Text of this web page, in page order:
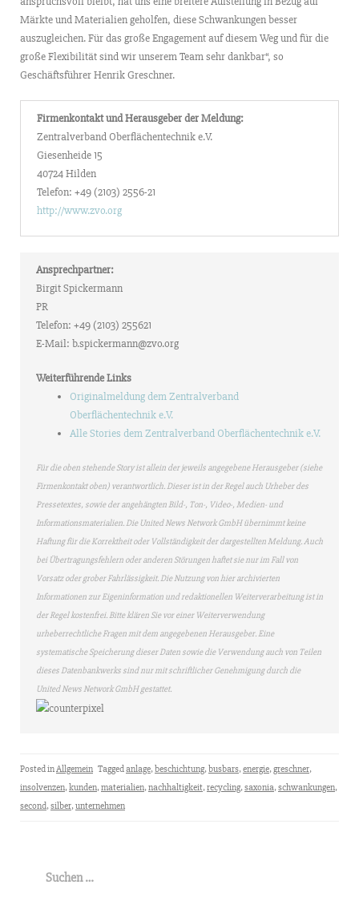
Märkte und Materialien geholfen, diese Schwankungen besser
auszugleichen. Für das große Engagement auf diesem Weg und für die
große Flexibilität sind wir unserem Team sehr dankbar“, so
Geschäftsführer Henrik Greschner.
Firmenkontakt und Herausgeber der Meldung:
Zentralverband Oberflächentechnik e.V.
Giesenheide 15
40724 Hilden
Telefon: +49 (2103) 2556-21
http://www.zvo.org
Ansprechpartner:
Birgit Spickermann
PR
Telefon: +49 (2103) 255621
E-Mail: b.spickermann@zvo.org
Weiterführende Links
Originalmeldung dem Zentralverband
Oberflächentechnik e.V.
Alle Stories dem Zentralverband Oberflächentechnik e.V.
Für die oben stehende Story ist allein der jeweils angegebene Herausgeber (siehe
Firmenkontakt oben) verantwortlich. Dieser ist in der Regel auch Urheber des
Pressetextes, sowie der angehängten Bild-, Ton-, Video-, Medien- und
Informationsmaterialien. Die United News Network GmbH übernimmt keine
Haftung für die Korrektheit oder Vollständigkeit der dargestellten Meldung. Auch
bei Übertragungsfehlern oder anderen Störungen haftet sie nur im Fall von
Vorsatz oder grober Fahrlässigkeit. Die Nutzung von hier archivierten
Informationen zur Eigeninformation und redaktionellen Weiterverarbeitung ist in
der Regel kostenfrei. Bitte klären Sie vor einer Weiterverwendung
urheberrechtliche Fragen mit dem angegebenen Herausgeber. Eine
systematische Speicherung dieser Daten sowie die Verwendung auch von Teilen
dieses Datenbankwerks sind nur mit schriftlicher Genehmigung durch die
United News Network GmbH gestattet.
Posted inAllgemein Taggedanlage,beschichtung,busbars,energie,greschner,
insolvenzen,kunden,materialien,nachhaltigkeit,recycling,saxonia,schwankungen,
second,silber,unternehmen
nach: